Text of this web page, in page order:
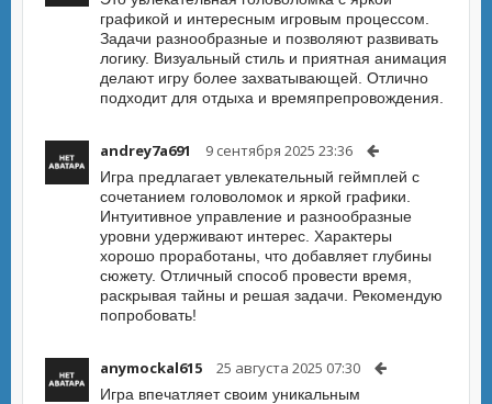
графикой и интересным игровым процессом.
Задачи разнообразные и позволяют развивать
логику. Визуальный стиль и приятная анимация
делают игру более захватывающей. Отлично
подходит для отдыха и времяпрепровождения.
andrey7a691 9 сентября 2025 23:36
Игра предлагает увлекательный геймплей с
сочетанием головоломок и яркой графики.
Интуитивное управление и разнообразные
уровни удерживают интерес. Характеры
хорошо проработаны, что добавляет глубины
сюжету. Отличный способ провести время,
раскрывая тайны и решая задачи. Рекомендую
попробовать!
anymockal615 25 августа 2025 07:30
Игра впечатляет своим уникальным